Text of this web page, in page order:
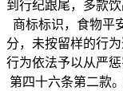
到行纪跟尾，多款
商标标识，食物平
分，未按留样的行
行为依法予以从严
第四十六条第二款